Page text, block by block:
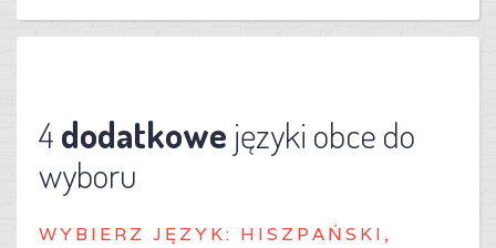
4dodatkowe języki obce do
wyboru
WYBIERZ J ĘZYK: HISZPAŃSKI,